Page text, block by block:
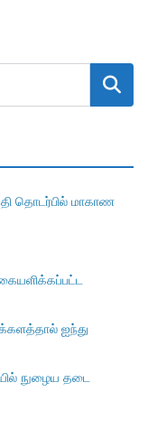
Search
தொடர்பில் மாகாண
ஐந்து
நுழைய தடை